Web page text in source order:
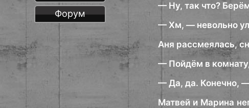
— Ну, так что?
— Хм, — невольно
Аня рассмеялась,
— Пойдём в
— Да, да. Конечно,
Матвей и Марина
Форум